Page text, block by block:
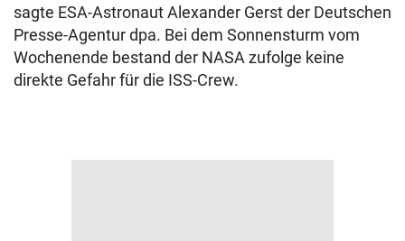
sagte ESA-Astronaut Alexander Gerst der Deutschen
Presse-Agentur dpa. Bei dem Sonnensturm vom
Wochenende bestand der NASA zufolge keine
direkte Gefahr für die ISS-Crew.